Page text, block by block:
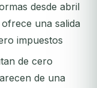
desde abril
una salida
impuestos
de cero
de una